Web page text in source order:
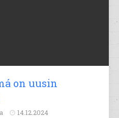
on uusin
14.12.2024